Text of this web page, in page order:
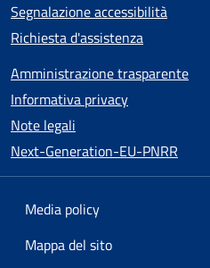
Segnalazione accessibilità
Richiesta d'assistenza
Amministrazione trasparente
Informativa privacy
Note legali
Next-Generation-EU-PNRR
Media policy
Mappa del sito